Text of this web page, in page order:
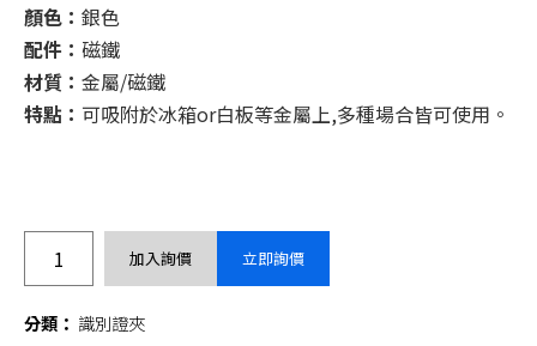
顏色： 銀色
配件： 磁鐵
材質： 金屬/磁鐵
特點： 可吸附於冰箱or白板等金屬上,多種場合皆可使用。
加入詢價 立即詢價
分類： 識別證夾